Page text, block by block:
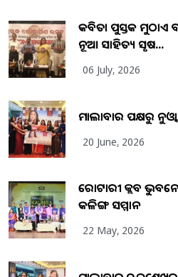
କବିତା ପୁସ୍ତକ ମୁଠାଏ
ନୂଆ ସାହିତ୍ୟ ସୃଷ...
06 July, 2026
ମାଲାବାର ପକ୍ଷରୁ
20 June, 2026
ରୋଟାରୀ କ୍ଲବ
କଳିଙ୍ଗ ସମ୍ମାନ
22 May, 2026